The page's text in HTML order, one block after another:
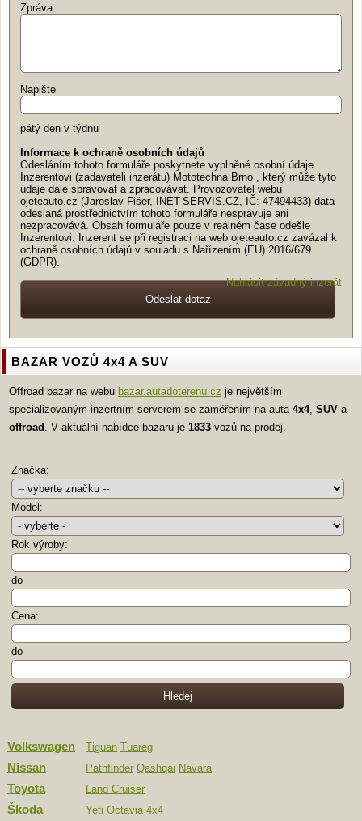
Zpráva
Napište
pátý den v týdnu
Informace k ochraně osobních údajů
Odesláním tohoto formuláře poskytnete vyplněné osobní údaje
Inzerentovi (zadavateli inzerátu) Mototechna Brno , který může tyto
údaje dále spravovat a zpracovávat. Provozovatel webu
ojeteauto.cz (Jaroslav Fišer, INET-SERVIS.CZ, IČ: 47494433) data
odeslaná prostřednictvím tohoto formuláře nespravuje ani
nezpracovává. Obsah formuláře pouze v reálném čase odešle
Inzerentovi. Inzerent se při registraci na web ojeteauto.cz zavázal k
ochraně osobních údajů v souladu s Nařízením (EU) 2016/679
(GDPR).
Nahlásit závadný inzerát
BAZAR VOZŮ 4x4 A SUV
Offroad bazar na webu bazar.autadoterenu.cz je největším
specializovaným inzertním serverem se zaměřením na auta 4x4, SUV a
offroad
. V aktuální nabídce bazaru je 1833 vozů na prodej.
Značka:
Model:
Rok výroby:
do
Cena:
do
Volkswagen Tiguan Tuareg
Nissan Pathfinder Qashqai Navara
Toyota Land Cruiser
Škoda Yeti Octavia 4x4